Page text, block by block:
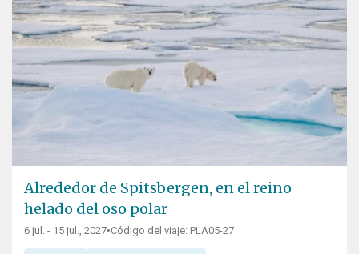
Alrededor de Spitsbergen, en el reino
helado del oso polar
6 jul. - 15 jul., 2027•Código del viaje: PLA05-27